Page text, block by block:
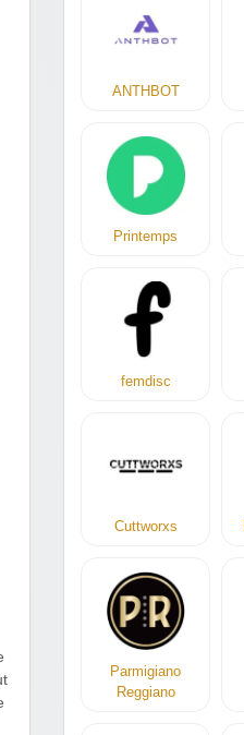
ANTHBOT
Printemps
femdisc
Cuttworxs
Parmigiano
Reggiano